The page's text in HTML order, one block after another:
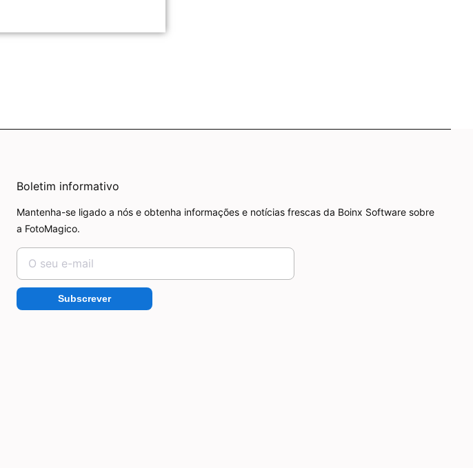
Boletim informativo
Mantenha-se ligado a nós e obtenha informações e notícias frescas da Boinx Software sobre
a FotoMagico.
Subscrever